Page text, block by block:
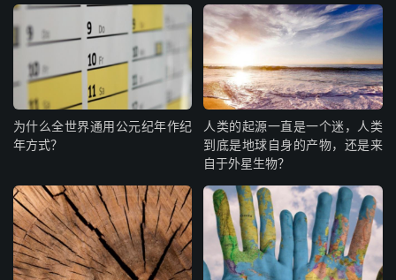
为什么全世界通用公元纪年作纪
年方式？
人类的起源一直是一个迷，人类
到底是地球自身的产物，还是来
自于外星生物？